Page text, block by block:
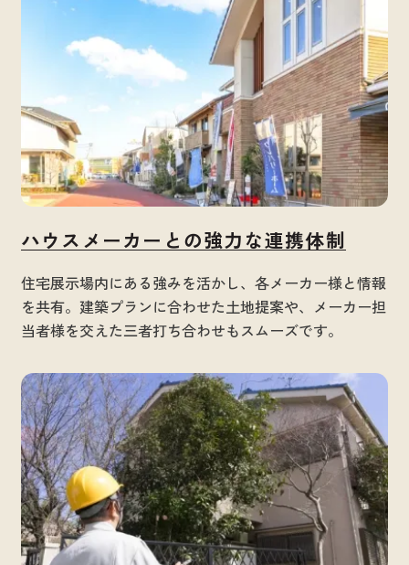
ハウスメーカーとの強力な連携体制
住宅展示場内にある強みを活かし、各メーカー様と情報
を共有。建築プランに合わせた土地提案や、メーカー担
当者様を交えた三者打ち合わせもスムーズです。